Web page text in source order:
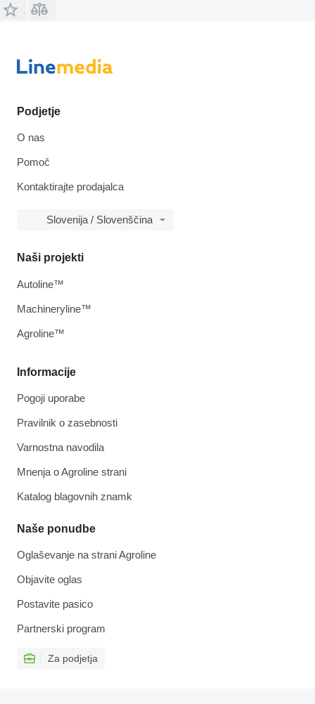
Podjetje
O nas
Pomoč
Kontaktirajte prodajalca
Slovenija / Slovenščina
Informacije
Pogoji uporabe
Pravilnik o zasebnosti
Varnostna navodila
Mnenja o Agroline strani
Katalog blagovnih znamk
Naše ponudbe
Oglaševanje na strani Agroline
Objavite oglas
Postavite pasico
Partnerski program
Za podjetja
Naši projekti
Autoline™
Machineryline™
Agroline™